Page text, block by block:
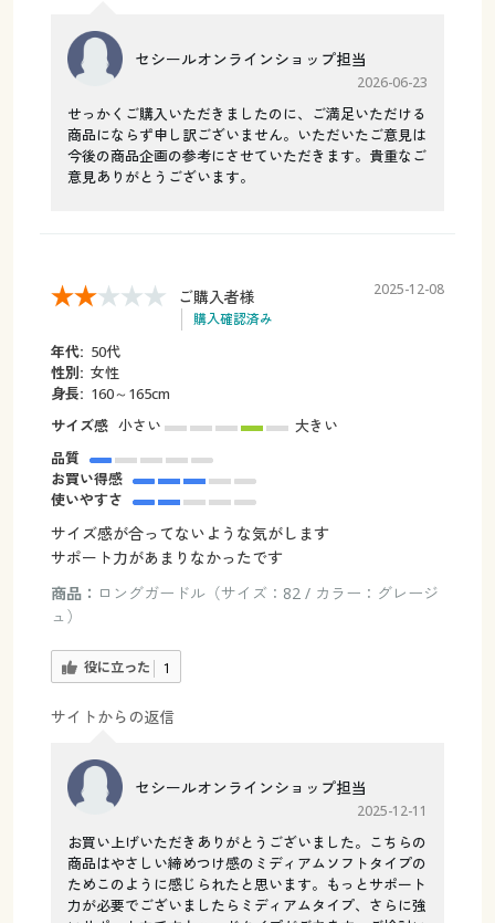
セシールオンラインショップ担当
2026-06-23
せっかくご購入いただきましたのに、ご満足いただける
商品にならず申し訳ございません。いただいたご意見は
今後の商品企画の参考にさせていただきます。貴重なご
意見ありがとうございます。
ご購入者様
購入確認済み
2025-12-08
年代: 50代
性別: 女性
身長: 160～165cm
サイズ感 小さい
大きい
品質
お買い得感
使いやすさ
サイズ感が合ってないような気がします
サポート力があまりなかったです
商品： ロングガードル（サイズ：82 / カラー：グレージ
ュ）
役に立った 1
サイトからの返信
セシールオンラインショップ担当
2025-12-11
お買い上げいただきありがとうございました。こちらの
商品はやさしい締めつけ感のミディアムソフトタイプの
ためこのように感じられたと思います。もっとサポート
力が必要でございましたらミディアムタイプ、さらに強